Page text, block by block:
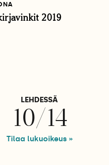
2019
LEHDESSÄ
10/14
Tilaa lukuoikeus »